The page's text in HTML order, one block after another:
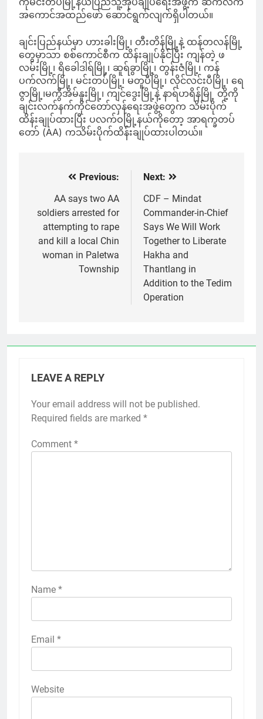
အကောင်အထည်ဖော် ဆောင်ရွက်လျက်ရှိပါတယ်။
ချင်းပြည်နယ်မှာ ဟားခါးမြို့၊ တီးတိန်မြို့နဲ့ ထန်တလန်မြို့
တွေမှာသာ စစ်ကောင်စီက ထိန်းချုပ်နိုင်ပြီး ကျန်တဲ့ ဖ
လမ်းမြို့၊ ရိခေါဒါရ်မြို့၊ ဆူရ်ခွာမြို့၊ တွန်းဇံမြို့၊ ကန်
ပက်လက်မြို့၊ မင်းတပ်မြို့၊ မတူပီမြို့၊ လိုင်လင်းပီမြို့၊ ရေ
ဇွာမြို့၊မကွီအိမ်နူးမြို့၊ ကျင်ဒွေးမြို့နဲ့ နာရ်ဟရိန်မြို့ တို့ကို
ချင်းလက်နက်ကိုင်တော်လှန်ရေးအဖွဲ့တွေက သိမ်းပိုက်
ထိန်းချုပ်ထားပြီး ပလက်ဝမြို့နယ်ကိုတော့ အာရက္ခတပ်
တော် (AA) ကသိမ်းပိုက်ထိန်းချုပ်ထားပါတယ်။
navigation
Previous:
AA says two AA
soldiers arrested for
attempting to rape
and kill a local Chin
woman in Paletwa
Township
Next:
CDF – Mindat
Commander-in-Chief
Says We Will Work
Together to Liberate
Hakha and
Thantlang in
Addition to the Tedim
Operation
LEAVE A REPLY
Your email address will not be published.
Required fields are marked *
Comment *
Name *
Email *
Website